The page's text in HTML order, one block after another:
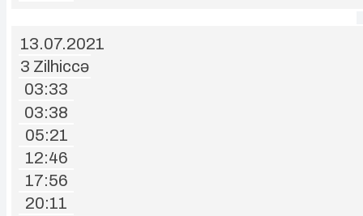
13.07.2021
3 Zilhiccə
03:33
03:38
05:21
12:46
17:56
20:11